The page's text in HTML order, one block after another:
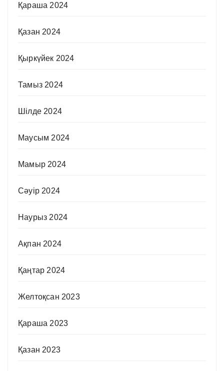
Қараша 2024
Қазан 2024
Қыркүйек 2024
Тамыз 2024
Шілде 2024
Маусым 2024
Мамыр 2024
Сәуір 2024
Наурыз 2024
Ақпан 2024
Қаңтар 2024
Желтоқсан 2023
Қараша 2023
Қазан 2023